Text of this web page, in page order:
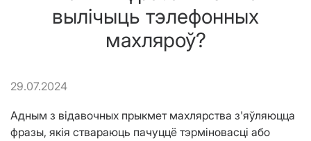
вылічыць тэлефонных
махляроў?
29.07.2024
Адным з відавочных прыкмет махлярства з'яўляюцца
фразы, якія ствараюць пачуццё тэрміновасці або